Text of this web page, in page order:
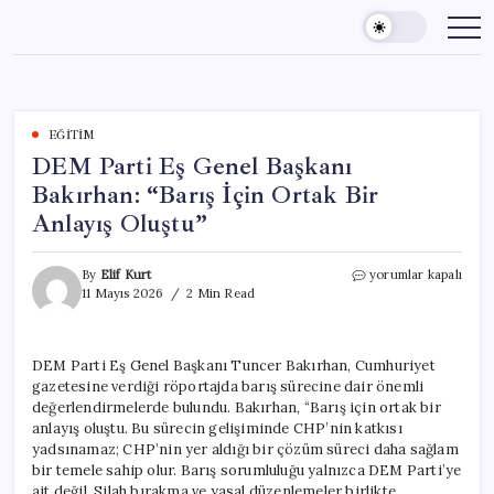
content
EĞITIM
DEM Parti Eş Genel Başkanı
Bakırhan: “Barış İçin Ortak Bir
Anlayış Oluştu”
By Elif Kurt
11 Mayıs 2026
2 Min Read
DEM
Bakırhan:
“Barış
İçin
Ortak
Bir
Oluştu”
yorumlar kapalı
DEM Parti Eş Genel Başkanı Tuncer Bakırhan, Cumhuriyet
gazetesine verdiği röportajda barış sürecine dair önemli
değerlendirmelerde bulundu. Bakırhan, “Barış için ortak bir
anlayış oluştu. Bu sürecin gelişiminde CHP’nin katkısı
yadsınamaz; CHP’nin yer aldığı bir çözüm süreci daha sağlam
bir temele sahip olur. Barış sorumluluğu yalnızca DEM Parti’ye